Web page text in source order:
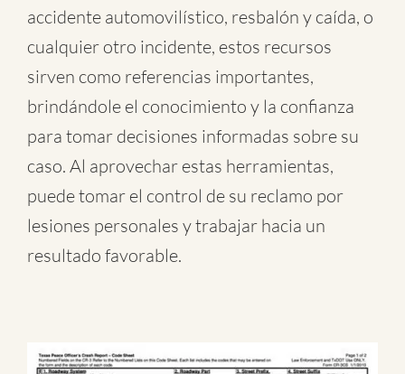
accidente automovilístico, resbalón y caída, o
cualquier otro incidente, estos recursos
sirven como referencias importantes,
brindándole el conocimiento y la confianza
para tomar decisiones informadas sobre su
caso. Al aprovechar estas herramientas,
puede tomar el control de su reclamo por
lesiones personales y trabajar hacia un
resultado favorable.